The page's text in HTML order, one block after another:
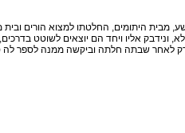
מבית היתומים, החלטתו למצוא הורים
ונידבק אליו ויחד הם יוצאים לשוטט
לאחר שבתה חלתה וביקשה ממנה לספר לה